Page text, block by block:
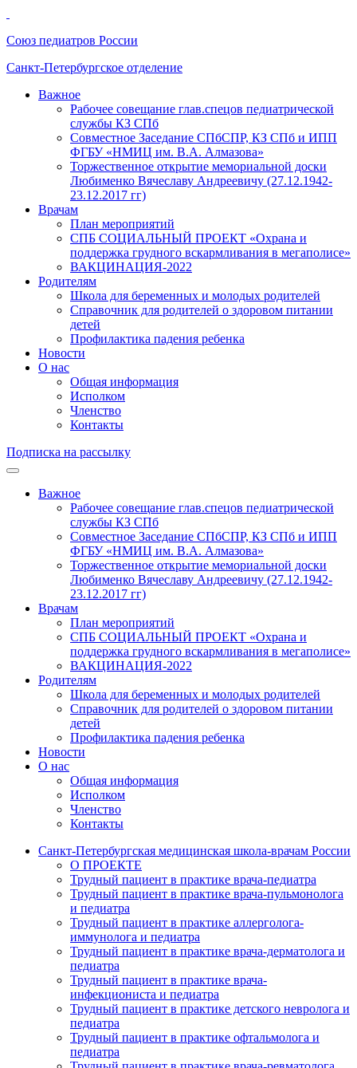
Союз педиатров России
Санкт-Петербургское отделение
Важное
Рабочее совещание глав.спецов педиатрической
службы КЗ СПб
Совместное Заседание СПбСПР, КЗ СПб и ИПП
ФГБУ «НМИЦ им. В.А. Алмазова»
Торжественное открытие мемориальной доски
Любименко Вячеславу Андреевичу (27.12.1942-
23.12.2017 гг)
Врачам
План мероприятий
СПБ СОЦИАЛЬНЫЙ ПРОЕКТ «Охрана и
поддержка грудного вскармливания в мегаполисе»
ВАКЦИНАЦИЯ-2022
Родителям
Школа для беременных и молодых родителей
Справочник для родителей о здоровом питании
детей
Профилактика падения ребенка
Новости
О нас
Общая информация
Исполком
Членство
Контакты
Подписка на рассылку
Важное
Рабочее совещание глав.спецов педиатрической
службы КЗ СПб
Совместное Заседание СПбСПР, КЗ СПб и ИПП
ФГБУ «НМИЦ им. В.А. Алмазова»
Торжественное открытие мемориальной доски
Любименко Вячеславу Андреевичу (27.12.1942-
23.12.2017 гг)
Врачам
План мероприятий
СПБ СОЦИАЛЬНЫЙ ПРОЕКТ «Охрана и
поддержка грудного вскармливания в мегаполисе»
ВАКЦИНАЦИЯ-2022
Родителям
Школа для беременных и молодых родителей
Справочник для родителей о здоровом питании
детей
Профилактика падения ребенка
Новости
О нас
Общая информация
Исполком
Членство
Контакты
Санкт-Петербургская медицинская школа-врачам России
О ПРОЕКТЕ
Трудный пациент в практике врача-педиатра
Трудный пациент в практике врача-пульмонолога
и педиатра
Трудный пациент в практике аллерголога-
иммунолога и педиатра
Трудный пациент в практике врача-дерматолога и
педиатра
Трудный пациент в практике врача-
инфекциониста и педиатра
Трудный пациент в практике детского невролога и
педиатра
Трудный пациент в практике офтальмолога и
педиатра